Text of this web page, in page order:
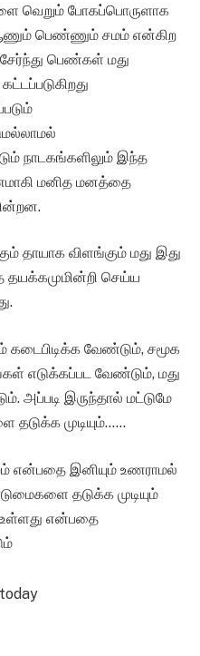
வெறும் போகப்பொருளாக
பெண்ணும் சமம் என்கிற
பெண்கள் மது
நாடகங்களிலும் இந்த
மனித மனத்தை
தாயாக விளங்கும் மது இது
செய்ய
வேண்டும், சமூக
எடுக்கப்பட வேண்டும், மது
அப்படி இருந்தால் மட்டுமே
முடியும்……
என்பதை இனியும் உணராமல்
தடுக்க முடியும்
உள்ளது என்பதை